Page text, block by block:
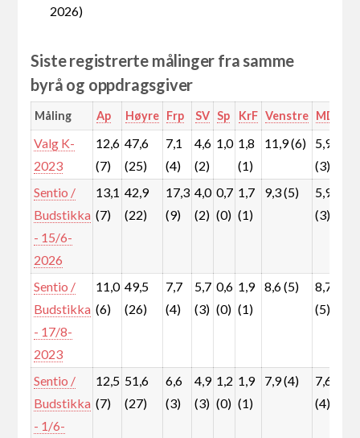
2026)
Siste registrerte målinger fra samme
byrå og oppdragsgiver
Måling Ap Høyre Frp SV Sp KrF Venstre MDG
Valg K-
2023
12,6
(7)
47,6
(25)
7,1
(4)
4,6
(2)
1,0 1,8
(1)
11,9 (6)
5,9
(3)
Sentio /
Budstikka
- 15/6-
2026
13,1
(7)
42,9
(22)
17,3
(9)
4,0
(2)
0,7
(0)
1,7
(1)
9,3 (5)
5,9
(3)
Sentio /
Budstikka
- 17/8-
2023
11,0
(6)
49,5
(26)
7,7
(4)
5,7
(3)
0,6
(0)
1,9
(1)
8,6 (5)
8,7
(5)
Sentio /
Budstikka
- 1/6-
12,5
(7)
51,6
(27)
6,6
(3)
4,9
(3)
1,2
(0)
1,9
(1)
7,9 (4)
7,6
(4)